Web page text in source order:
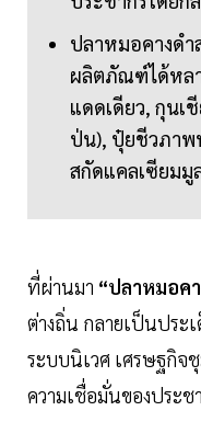
ปลาหมอคางดำ
ผลิตภัณฑ์ได้หล
แดดเดียว, กุนเ
ป่น), ปุ๋ยชีวภาพ
สกัดแคลเซียมมู
ที่ผ่านมา “ปลาหมอค
ต่างถิ่น กลายเป็นประ
ระบบนิเวศ เศรษฐกิจ
ความเชื่อมั่นของประช